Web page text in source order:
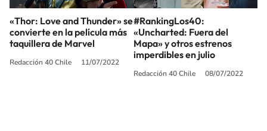
«Thor: Love and Thunder» se
convierte en la película más
taquillera de Marvel
Redacción 40 Chile 11/07/2022
#RankingLos40:
«Uncharted: Fuera del
Mapa» y otros estrenos
imperdibles en julio
Redacción 40 Chile 08/07/2022